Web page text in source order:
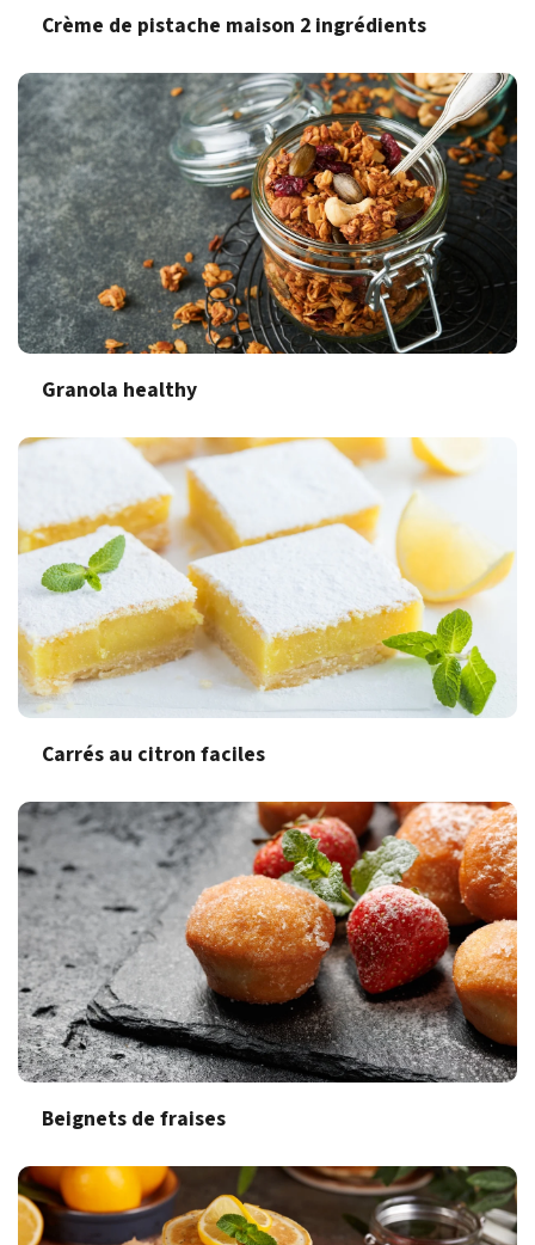
Crème de pistache maison 2 ingrédients
Granola healthy
Carrés au citron faciles
Beignets de fraises